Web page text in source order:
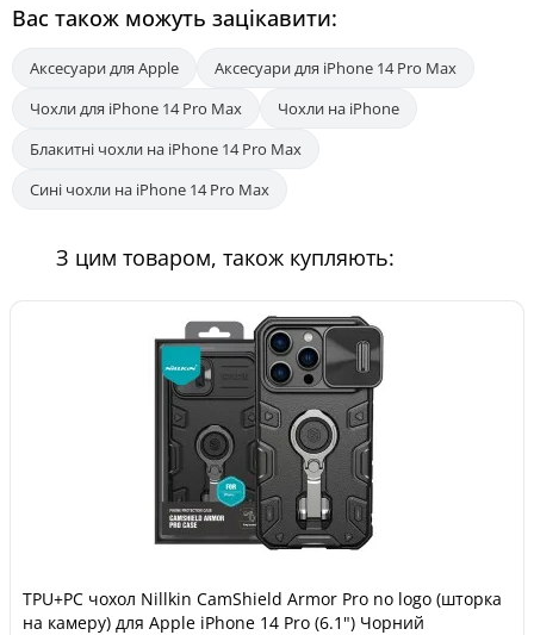
Вас також можуть зацікавити:
Аксесуари для Apple
Аксесуари для iPhone 14 Pro Max
Чохли для iPhone 14 Pro Max
Чохли на iPhone
Блакитні чохли на iPhone 14 Pro Max
Сині чохли на iPhone 14 Pro Max
З цим товаром, також купляють:
TPU+PC чохол Nillkin CamShield Armor Pro no logo (шторка
на камеру) для Apple iPhone 14 Pro (6.1") Чорний